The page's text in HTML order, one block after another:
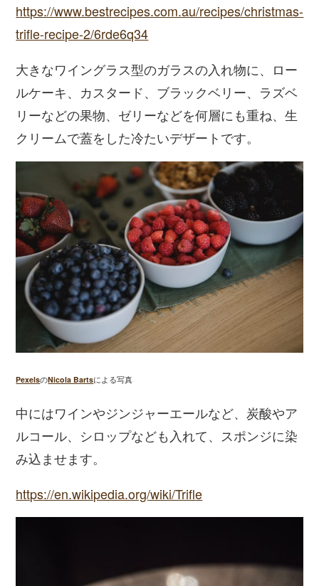
https://www.bestrecipes.com.au/recipes/christmas-
trifle-recipe-2/6rde6q34
大きなワイングラス型のガラスの入れ物に、ロー
ルケーキ、カスタード、ブラックベリー、ラズベ
リーなどの果物、ゼリーなどを何層にも重ね、生
クリームで蓋をした冷たいデザートです。
PexelsのNicola Bartsによる写真
中にはワインやジンジャーエールなど、炭酸やア
ルコール、シロップなども入れて、スポンジに染
み込ませます。
https://en.wikipedia.org/wiki/Trifle